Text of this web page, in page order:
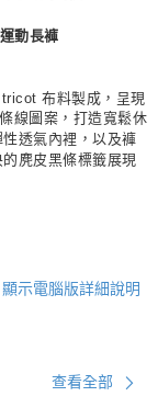
動長褲
布料製成，呈現
線圖案，打造寬鬆休
透氣內裡，以及褲
麂皮黑條標籤展現
顯示電腦版詳細說明
查看全部